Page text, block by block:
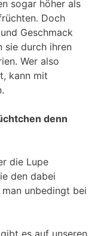
sogar höher als
Doch
Geschmack
sie durch ihren
Wer also
kann mit
denn
die Lupe
den dabei
unbedingt bei
es auf unseren